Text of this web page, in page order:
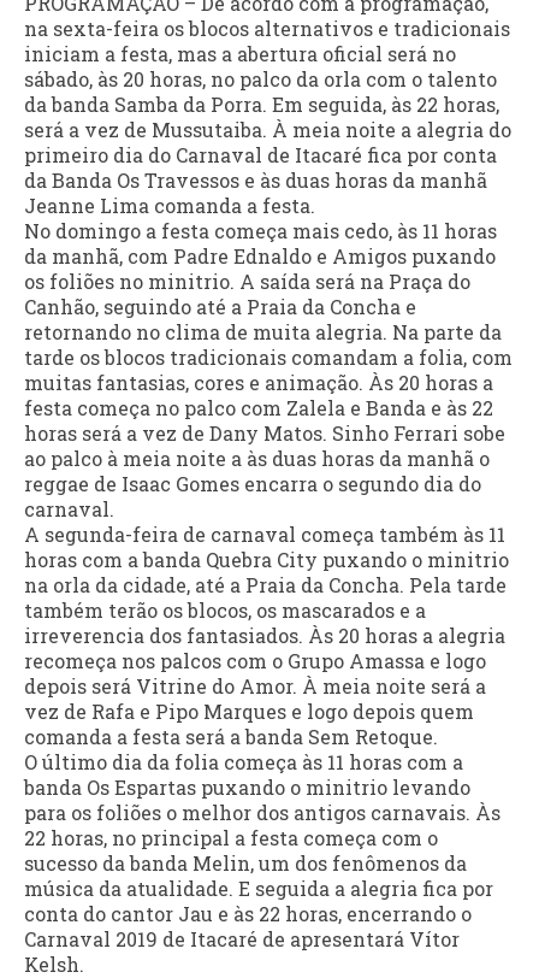
na sexta-feira os blocos alternativos e tradicionais
iniciam a festa, mas a abertura oficial será no
sábado, às 20 horas, no palco da orla com o talento
da banda Samba da Porra. Em seguida, às 22 horas,
será a vez de Mussutaiba. À meia noite a alegria do
primeiro dia do Carnaval de Itacaré fica por conta
da Banda Os Travessos e às duas horas da manhã
Jeanne Lima comanda a festa.
No domingo a festa começa mais cedo, às 11 horas
da manhã, com Padre Ednaldo e Amigos puxando
os foliões no minitrio. A saída será na Praça do
Canhão, seguindo até a Praia da Concha e
retornando no clima de muita alegria. Na parte da
tarde os blocos tradicionais comandam a folia, com
muitas fantasias, cores e animação. Às 20 horas a
festa começa no palco com Zalela e Banda e às 22
horas será a vez de Dany Matos. Sinho Ferrari sobe
ao palco à meia noite a às duas horas da manhã o
reggae de Isaac Gomes encarra o segundo dia do
carnaval.
A segunda-feira de carnaval começa também às 11
horas com a banda Quebra City puxando o minitrio
na orla da cidade, até a Praia da Concha. Pela tarde
também terão os blocos, os mascarados e a
irreverencia dos fantasiados. Às 20 horas a alegria
recomeça nos palcos com o Grupo Amassa e logo
depois será Vitrine do Amor. À meia noite será a
vez de Rafa e Pipo Marques e logo depois quem
comanda a festa será a banda Sem Retoque.
O último dia da folia começa às 11 horas com a
banda Os Espartas puxando o minitrio levando
para os foliões o melhor dos antigos carnavais. Às
22 horas, no principal a festa começa com o
sucesso da banda Melin, um dos fenômenos da
música da atualidade. E seguida a alegria fica por
conta do cantor Jau e às 22 horas, encerrando o
Carnaval 2019 de Itacaré de apresentará Vítor
Kelsh.